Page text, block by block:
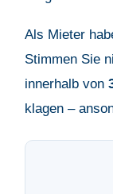
Als Mieter
Stimmen Sie
innerhalb von
klagen –